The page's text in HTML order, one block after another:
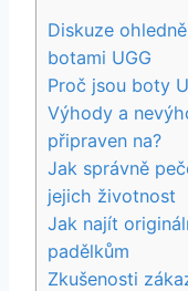
Diskuze
botami​ UGG
Proč‌ jsou ⁤boty
Výhody a
připraven na?
Jak správně
jejich životnost
Jak ⁣najít
padělkům
Zkušenosti